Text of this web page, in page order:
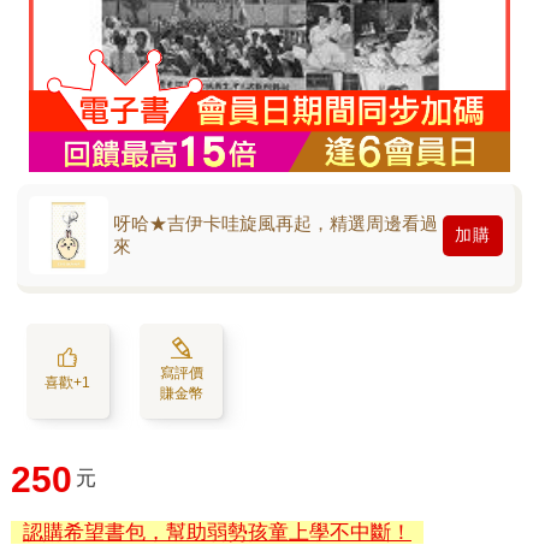
呀哈★吉伊卡哇旋風再起，精選周邊看過
來
加購
喜歡+1
寫評價
賺金幣
250 元
認購希望書包，幫助弱勢孩童上學不中斷！